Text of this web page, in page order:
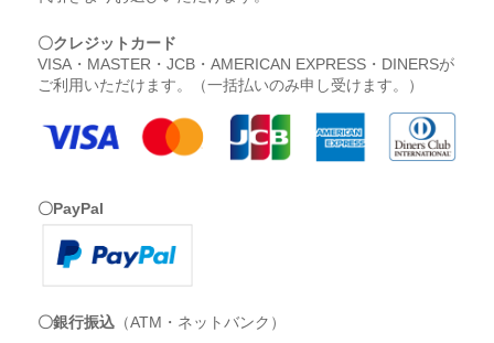
〇クレジットカード
VISA・MASTER・JCB・AMERICAN EXPRESS・DINERSが
ご利用いただけます。（一括払いのみ申し受けます。）
〇PayPal
〇銀行振込 （ATM・ネットバンク）